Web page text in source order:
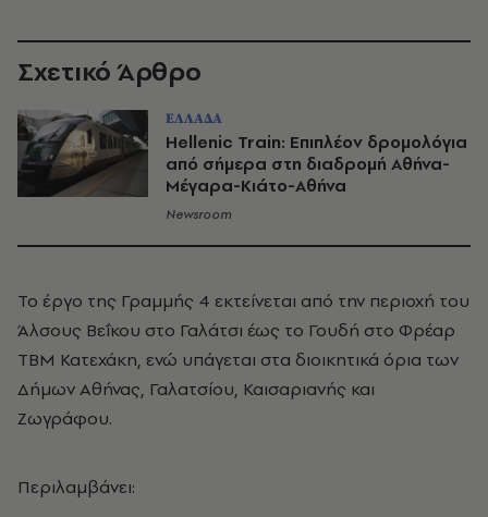
Σχετικό Άρθρο
ΕΛΛΑΔΑ
Hellenic Train: Επιπλέον δρομολόγια
από σήμερα στη διαδρομή Αθήνα-
Μέγαρα-Κιάτο-Αθήνα
Newsroom
Το έργο της Γραμμής 4 εκτείνεται από την περιοχή του
Άλσους Βεΐκου στο Γαλάτσι έως το Γουδή στο Φρέαρ
TBM Κατεχάκη, ενώ υπάγεται στα διοικητικά όρια των
Δήμων Αθήνας, Γαλατσίου, Καισαριανής και
Ζωγράφου.
Περιλαμβάνει: